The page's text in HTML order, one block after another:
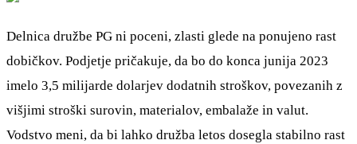
Delnica družbe PG ni poceni, zlasti glede na ponujeno rast
dobičkov. Podjetje pričakuje, da bo do konca junija 2023
imelo 3,5 milijarde dolarjev dodatnih stroškov, povezanih z
višjimi stroški surovin, materialov, embalaže in valut.
Vodstvo meni, da bi lahko družba letos dosegla stabilno rast